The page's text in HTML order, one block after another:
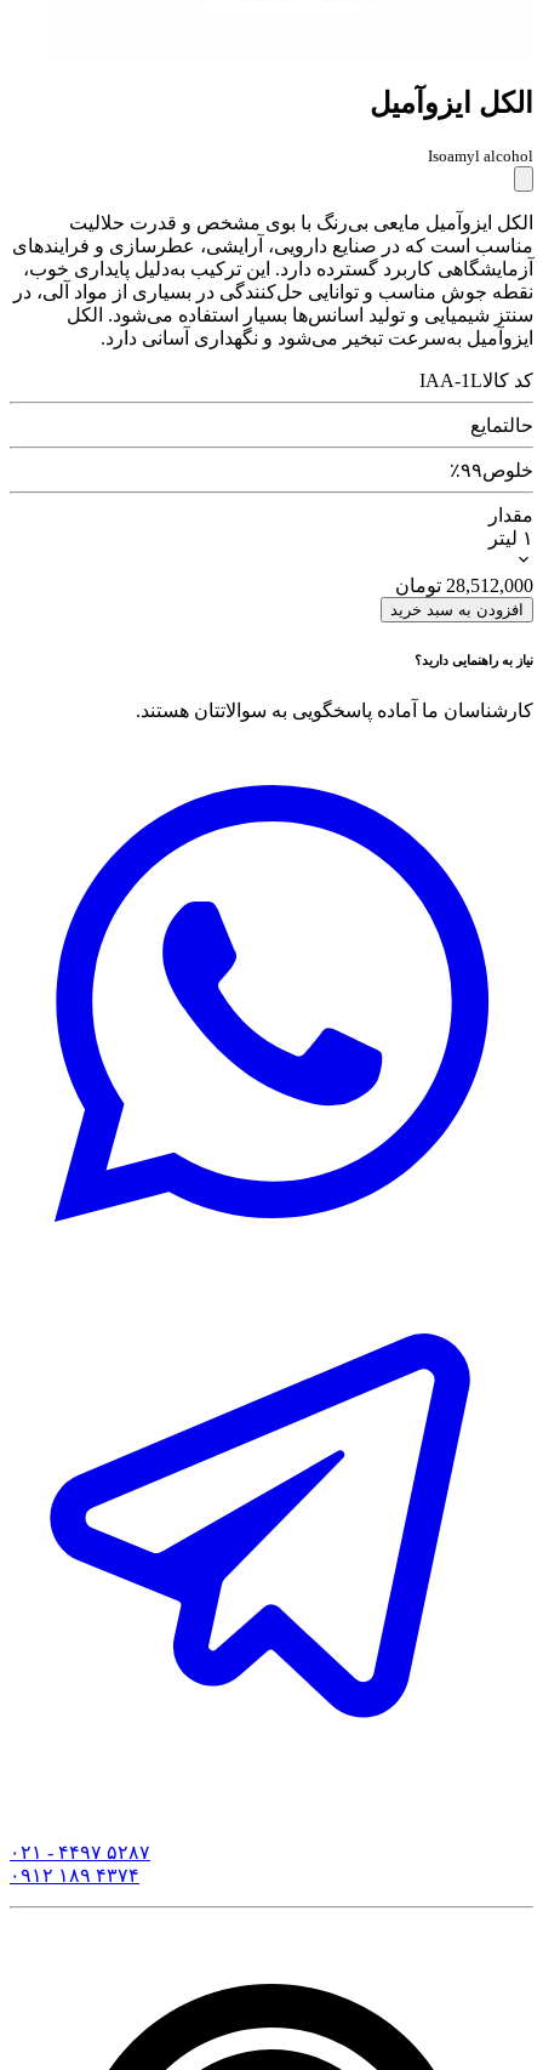
الکل ایزوآمیل
Isoamyl alcohol
الکل ایزوآمیل مایعی بی‌رنگ با بوی مشخص و قدرت حلالیت
مناسب است که در صنایع دارویی، آرایشی، عطرسازی و فرایندهای
آزمایشگاهی کاربرد گسترده دارد. این ترکیب به‌دلیل پایداری خوب،
نقطه جوش مناسب و توانایی حل‌کنندگی در بسیاری از مواد آلی، در
سنتز شیمیایی و تولید اسانس‌ها بسیار استفاده می‌شود. الکل
ایزوآمیل به‌سرعت تبخیر می‌شود و نگهداری آسانی دارد.
کد کالاIAA-1L
حالتمایع
خلوص۹۹٪
مقدار
۱ لیتر
28,512,000 تومان
افزودن به سبد خرید
نیاز به راهنمایی دارید؟
کارشناسان ما آماده پاسخگویی به سوالاتتان هستند.
۰۲۱ - ۴۴۹۷ ۵۲۸۷
۰۹۱۲ ۱۸۹ ۴۳۷۴